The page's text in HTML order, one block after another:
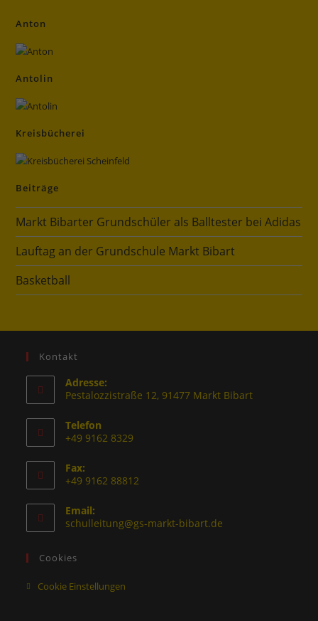
Anton
Antolin
Kreisbücherei
Beiträge
Markt Bibarter Grundschüler als Balltester bei Adidas
Lauftag an der Grundschule Markt Bibart
Basketball
Kontakt
Adresse:
Pestalozzistraße 12, 91477 Markt Bibart
Telefon
+49 9162 8329
Fax:
+49 9162 88812
Email:
schulleitung@gs-markt-bibart.de
Cookies
Cookie Einstellungen